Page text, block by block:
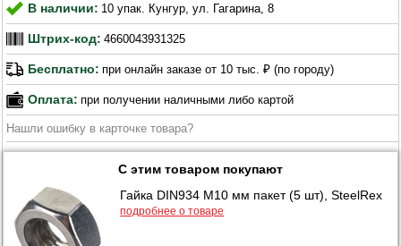
В наличии: 10 упак. Кунгур, ул. Гагарина, 8
Штрих-код: 4660043931325
Бесплатно: при онлайн заказе от 10 тыс. ₽ (по городу)
Оплата: при получении наличными либо картой
Нашли ошибку в карточке товара?
С этим товаром покупают
Гайка DIN934 М10 мм пакет (5 шт), SteelRex
подробнее о товаре